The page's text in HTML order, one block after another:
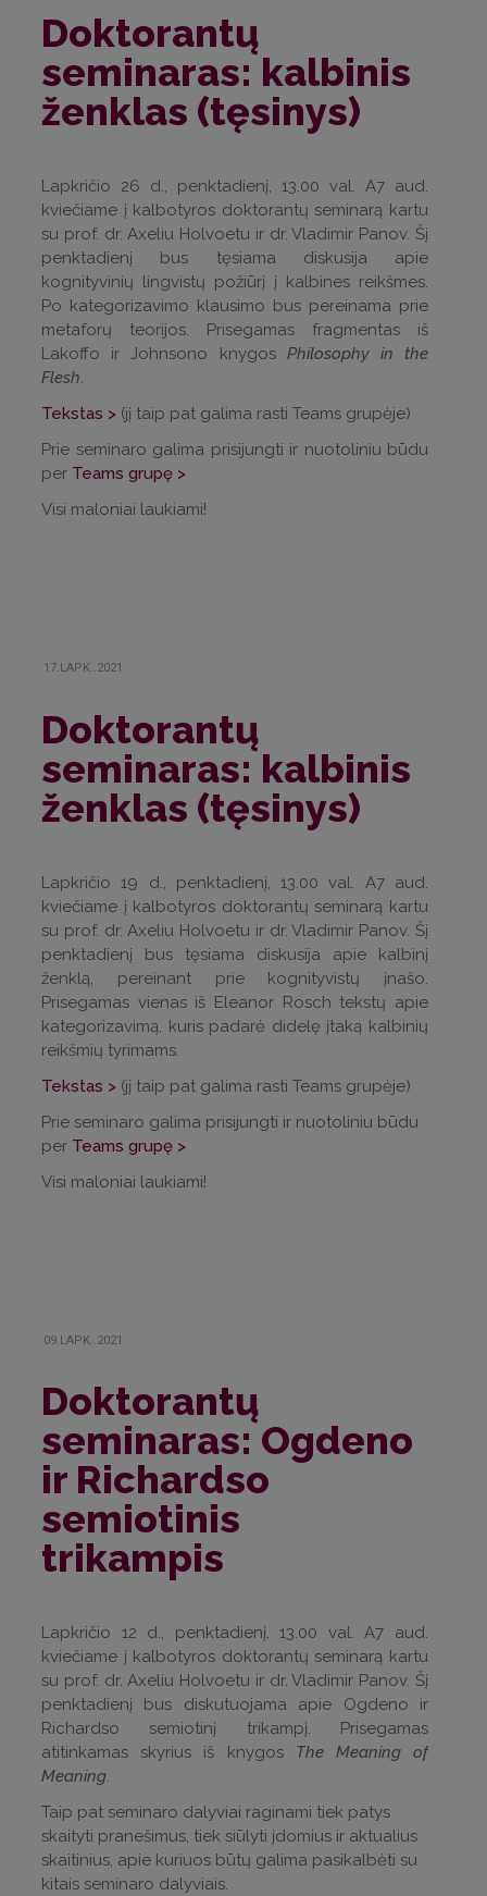
Doktorantų
seminaras: kalbinis
ženklas (tęsinys)
Lapkričio 26 d., penktadienį, 13.00 val. A7 aud.
kviečiame į kalbotyros doktorantų seminarą kartu
su prof. dr. Axeliu Holvoetu ir dr. Vladimir Panov. Šį
penktadienį bus tęsiama diskusija apie
kognityvinių lingvistų požiūrį į kalbines reikšmes.
Po kategorizavimo klausimo bus pereinama prie
metaforų teorijos. Prisegamas fragmentas iš
Lakoffo ir Johnsono knygos Philosophy in the
Flesh.
Tekstas > (jį taip pat galima rasti Teams grupėje)
Prie seminaro galima prisijungti ir nuotoliniu būdu
per Teams grupę >
Visi maloniai laukiami!
17.LAPK..2021
Doktorantų
seminaras: kalbinis
ženklas (tęsinys)
Lapkričio 19 d., penktadienį, 13.00 val. A7 aud.
kviečiame į kalbotyros doktorantų seminarą kartu
su prof. dr. Axeliu Holvoetu ir dr. Vladimir Panov. Šį
penktadienį bus tęsiama diskusija apie kalbinį
ženklą, pereinant prie kognityvistų įnašo.
Prisegamas vienas iš Eleanor Rosch tekstų apie
kategorizavimą, kuris padarė didelę įtaką kalbinių
reikšmių tyrimams.
Tekstas > (jį taip pat galima rasti Teams grupėje)
Prie seminaro galima prisijungti ir nuotoliniu būdu
per Teams grupę >
Visi maloniai laukiami!
09.LAPK..2021
Doktorantų
seminaras: Ogdeno
ir Richardso
semiotinis
trikampis
Lapkričio 12 d., penktadienį, 13.00 val. A7 aud.
kviečiame į kalbotyros doktorantų seminarą kartu
su prof. dr. Axeliu Holvoetu ir dr. Vladimir Panov. Šį
penktadienį bus diskutuojama apie Ogdeno ir
Richardso semiotinį trikampį. Prisegamas
atitinkamas skyrius iš knygos The Meaning of
Meaning.
Taip pat seminaro dalyviai raginami tiek patys
skaityti pranešimus, tiek siūlyti įdomius ir aktualius
skaitinius, apie kuriuos būtų galima pasikalbėti su
kitais seminaro dalyviais.